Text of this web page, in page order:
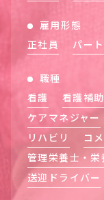
雇用形態
正社員
パート
職種
看護
看護補助
ケアマネジャー
リハビリ
コ
管理栄養士・栄
送迎ドライバー